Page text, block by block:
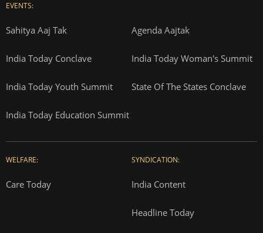
EVENTS:
Sahitya Aaj Tak Agenda Aajtak
India Today Conclave India Today Woman's Summit
India Today Youth Summit State Of The States Conclave
India Today Education Summit
WELFARE:
Care Today
SYNDICATION:
India Content
Headline Today